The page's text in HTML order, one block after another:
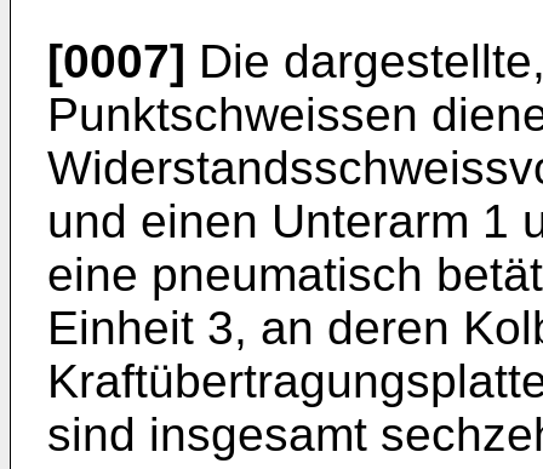
[0007] Die
Punktschweissen
und einen Unterarm 1
eine pneumatisch
Einheit 3, an deren
sind insgesamt